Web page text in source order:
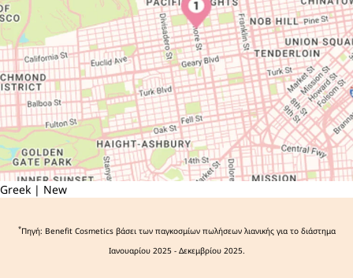
Greek | New
*Πηγή: Benefit Cosmetics βάσει των παγκοσμίων πωλήσεων λιανικής για το διάστημα
Ιανουαρίου 2025 - Δεκεμβρίου 2025.